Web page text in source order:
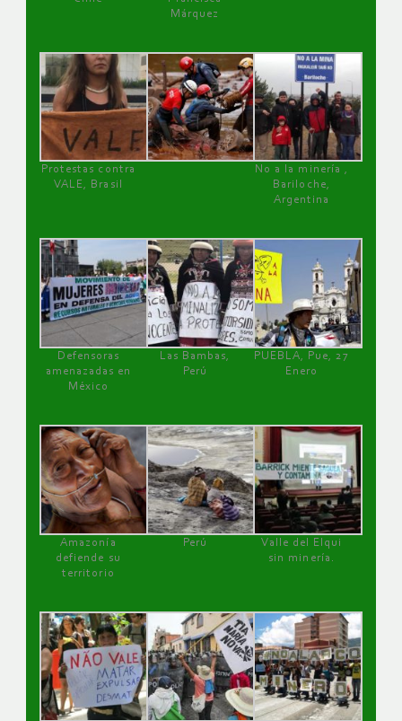
Márquez
Protestas contra
VALE, Brasil
No a la minería ,
Bariloche,
Argentina
Defensoras
amenazadas en
México
Las Bambas,
Perú
PUEBLA, Pue, 27
Enero
Amazonía
defiende su
territorio
Perú
Valle del Elqui
sin minería.